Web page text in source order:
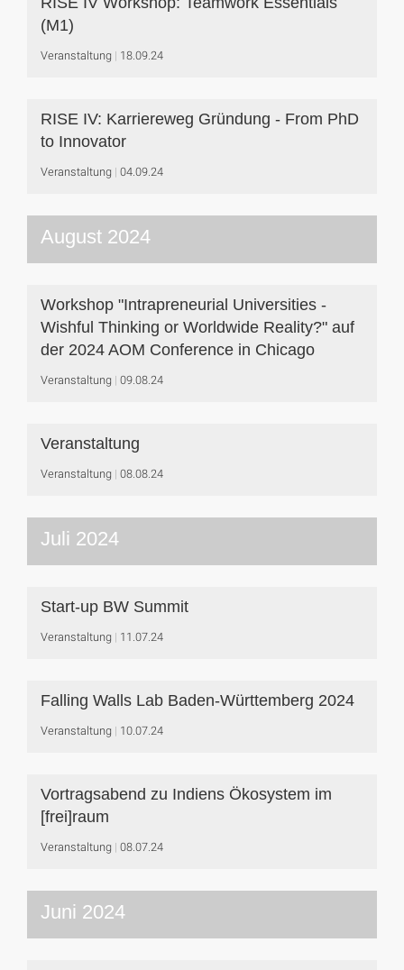
(M1)
Veranstaltung 18.09.24
RISE IV: Karriereweg Gründung - From PhD
to Innovator
Veranstaltung 04.09.24
August 2024
Workshop "Intrapreneurial Universities -
Wishful Thinking or Worldwide Reality?" auf
der 2024 AOM Conference in Chicago
Veranstaltung 09.08.24
Veranstaltung
Veranstaltung 08.08.24
Juli 2024
Start-up BW Summit
Veranstaltung 11.07.24
Falling Walls Lab Baden-Württemberg 2024
Veranstaltung 10.07.24
Vortragsabend zu Indiens Ökosystem im
[frei]raum
Veranstaltung 08.07.24
Juni 2024